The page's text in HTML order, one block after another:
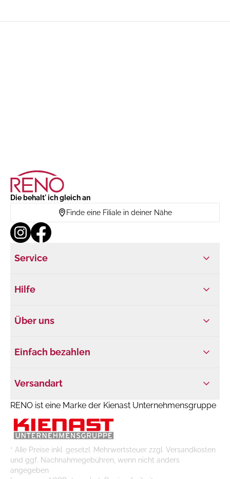
Die behalt' ich gleich an
Finde eine Filiale in deiner Nähe
Service
Hilfe
Über uns
Einfach bezahlen
Versandart
RENO ist eine Marke der Kienast Unternehmensgruppe
* Alle Preise inkl. gesetzl. Mehrwertsteuer zzgl. Versandkosten
und ggf. Nachnahmegebühren, wenn nicht anders
angegeben